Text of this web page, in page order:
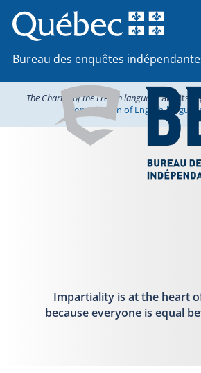
Bureau des enquêtes
The Charter of the French languageand its
consultation of English-
Impartiality is at the heart
because everyone is equal